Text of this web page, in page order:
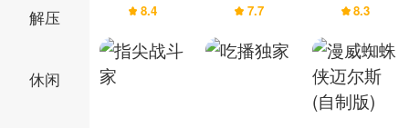
解压
休闲
8.4
拟器
7.7
助菜单)
8.3